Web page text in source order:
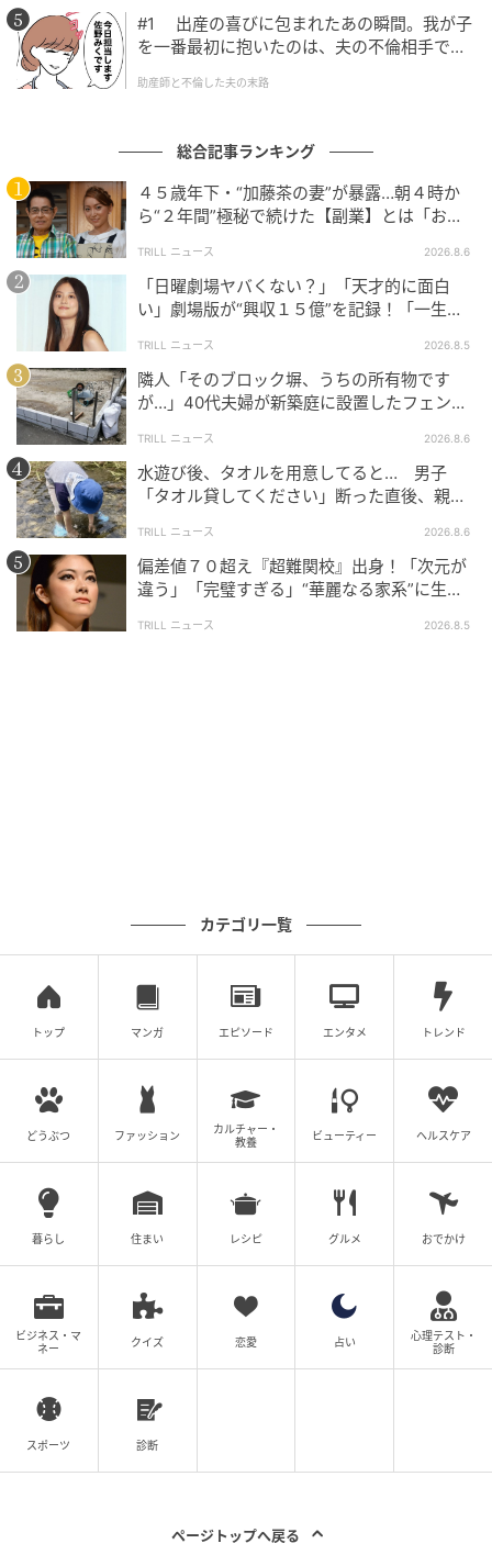
の記事をもっとみる
#1 出産の喜びに包まれたあの瞬間。我が子
を一番最初に抱いたのは、夫の不倫相手でし
助産師と不倫した夫の末路
総合記事ランキング
４５歳年下・“加藤茶の妻”が暴露…朝４時か
ら“２年間”極秘で続けた【副業】とは「お金
TRILL ニュース 2026.8.6
「日曜劇場ヤバくない？」「天才的に面白
い」劇場版が“興収１５億”を記録！「一生言
TRILL ニュース 2026.8.5
隣人「そのブロック塀、うちの所有物です
が…」40代夫婦が新築庭に設置したフェン
TRILL ニュース 2026.8.6
水遊び後、タオルを用意してると… 男子
「タオル貸してください」断った直後、親が
TRILL ニュース 2026.8.6
偏差値７０超え『超難関校』出身！「次元が
違う」「完璧すぎる」“華麗なる家系”に生ま
TRILL ニュース 2026.8.5
カテゴリ一覧
トップ マンガ エピソード エンタメ トレンド
どうぶつ ファッション
カルチャー・
教養
ビューティー ヘルスケア
暮らし 住まい レシピ グルメ おでかけ
ビジネス・マ
ネー
クイズ 恋愛 占い
心理テスト・
診断
スポーツ 診断
ページトップへ戻る